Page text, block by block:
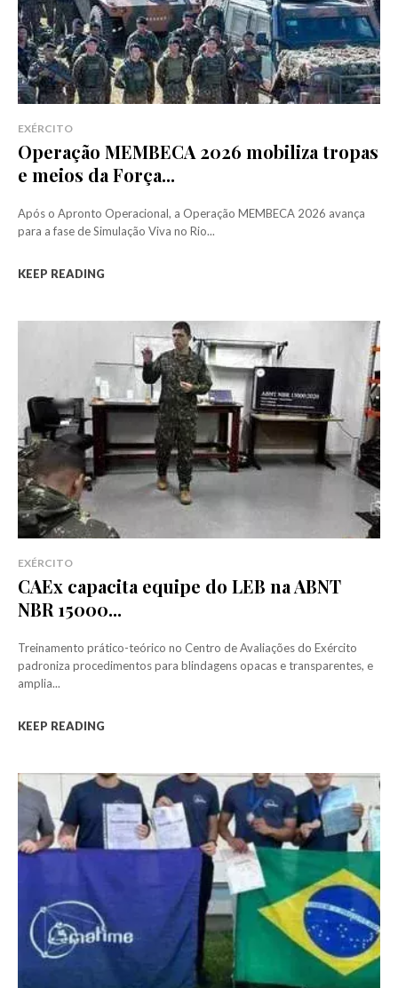
EXÉRCITO
Operação MEMBECA 2026 mobiliza tropas
e meios da Força...
Após o Apronto Operacional, a Operação MEMBECA 2026 avança
para a fase de Simulação Viva no Rio...
KEEP READING
EXÉRCITO
CAEx capacita equipe do LEB na ABNT
NBR 15000...
Treinamento prático-teórico no Centro de Avaliações do Exército
padroniza procedimentos para blindagens opacas e transparentes, e
amplia...
KEEP READING